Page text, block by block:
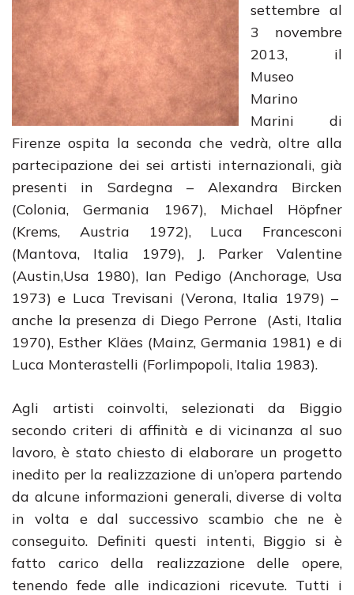
settembre al
3 novembre
2013, il
Museo
Marino
Marini di
Firenze ospita la seconda che vedrà, oltre alla
partecipazione dei sei artisti internazionali, già
presenti in Sardegna – Alexandra Bircken
(Colonia, Germania 1967), Michael Höpfner
(Krems, Austria 1972), Luca Francesconi
(Mantova, Italia 1979), J. Parker Valentine
(Austin,Usa 1980), Ian Pedigo (Anchorage, Usa
1973) e Luca Trevisani (Verona, Italia 1979) –
anche la presenza di Diego Perrone (Asti, Italia
1970), Esther Kläes (Mainz, Germania 1981) e di
Luca Monterastelli (Forlimpopoli, Italia 1983).
Agli artisti coinvolti, selezionati da Biggio
secondo criteri di affinità e di vicinanza al suo
lavoro, è stato chiesto di elaborare un progetto
inedito per la realizzazione di un’opera partendo
da alcune informazioni generali, diverse di volta
in volta e dal successivo scambio che ne è
conseguito. Definiti questi intenti, Biggio si è
fatto carico della realizzazione delle opere,
tenendo fede alle indicazioni ricevute. Tutti i